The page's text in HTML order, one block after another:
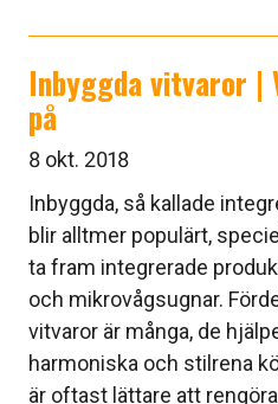
Inbyggda vitvaror
på
8 okt. 2018
Inbyggda, så kallade
blir alltmer populärt,
ta fram integrerade
och mikrovågsugnar.
vitvaror är många, de
harmoniska och stilrena
är oftast lättare att